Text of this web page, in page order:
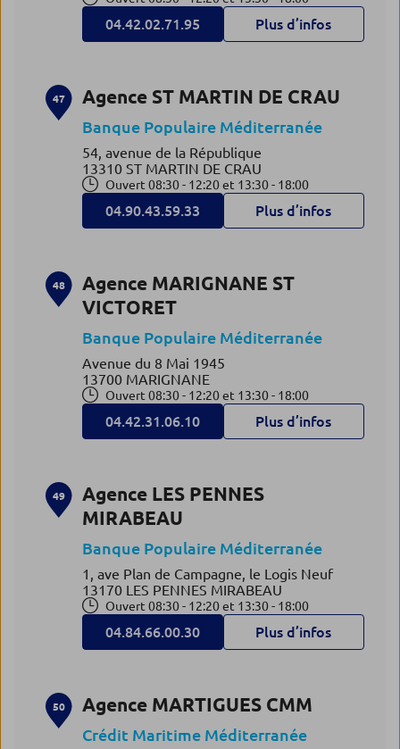
04.42.02.71.95 Plus d’infos
47 Agence ST MARTIN DE CRAU
Banque Populaire Méditerranée
54, avenue de la République
13310 ST MARTIN DE CRAU
Ouvert 08:30 - 12:20 et 13:30 - 18:00
04.90.43.59.33 Plus d’infos
48
Agence MARIGNANE ST
VICTORET
Banque Populaire Méditerranée
Avenue du 8 Mai 1945
13700 MARIGNANE
Ouvert 08:30 - 12:20 et 13:30 - 18:00
04.42.31.06.10 Plus d’infos
49
Agence LES PENNES
MIRABEAU
Banque Populaire Méditerranée
1, ave Plan de Campagne, le Logis Neuf
13170 LES PENNES MIRABEAU
Ouvert 08:30 - 12:20 et 13:30 - 18:00
04.84.66.00.30 Plus d’infos
50 Agence MARTIGUES CMM
Crédit Maritime Méditerranée